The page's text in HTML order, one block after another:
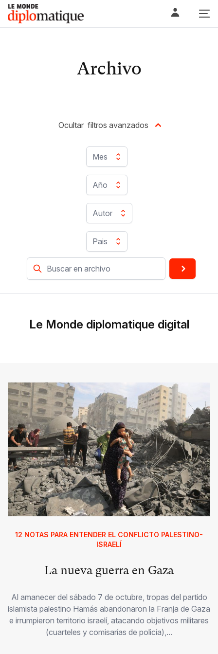
Skip
content
Le monde diplomatique
Archivo
Mes
Año
Autor
Pais
Ocultar filtros avanzados
Le Monde diplomatique digital
12 NOTAS PARA ENTENDER EL CONFLICTO PALESTINO-
ISRAELÍ
La nueva guerra en Gaza
Al amanecer del sábado 7 de octubre, tropas del partido
islamista palestino Hamás abandonaron la Franja de Gaza
e irrumpieron territorio israelí, atacando objetivos militares
(cuarteles y comisarías de policía),...